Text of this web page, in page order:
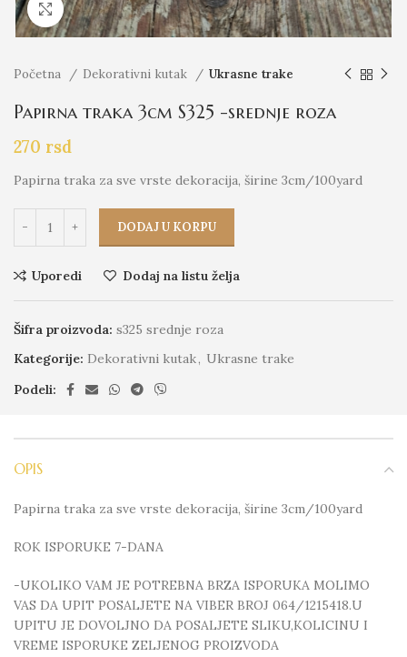
Click to enlarge
Početna Dekorativni kutak Ukrasne trake
Papirna traka 3cm S325 -srednje roza
270 rsd
Papirna traka za sve vrste dekoracija, širine 3cm/100yard
DODAJ U KORPU
Uporedi Dodaj na listu želja
Šifra proizvoda: s325 srednje roza
Kategorije: Dekorativni kutak, Ukrasne trake
Podeli:
OPIS
Papirna traka za sve vrste dekoracija, širine 3cm/100yard
ROK ISPORUKE 7-DANA
-UKOLIKO VAM JE POTREBNA BRZA ISPORUKA MOLIMO
VAS DA UPIT POSALJETE NA VIBER BROJ 064/1215418.U
UPITU JE DOVOLJNO DA POSALJETE SLIKU,KOLICINU I
VREME ISPORUKE ZELJENOG PROIZVODA